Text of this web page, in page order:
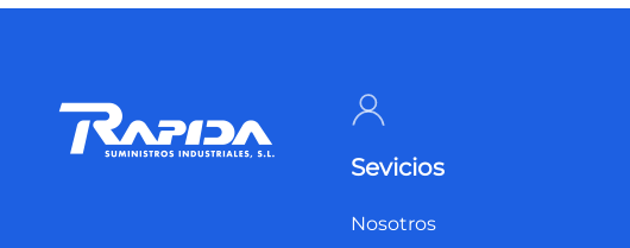
Sevicios
Nosotros